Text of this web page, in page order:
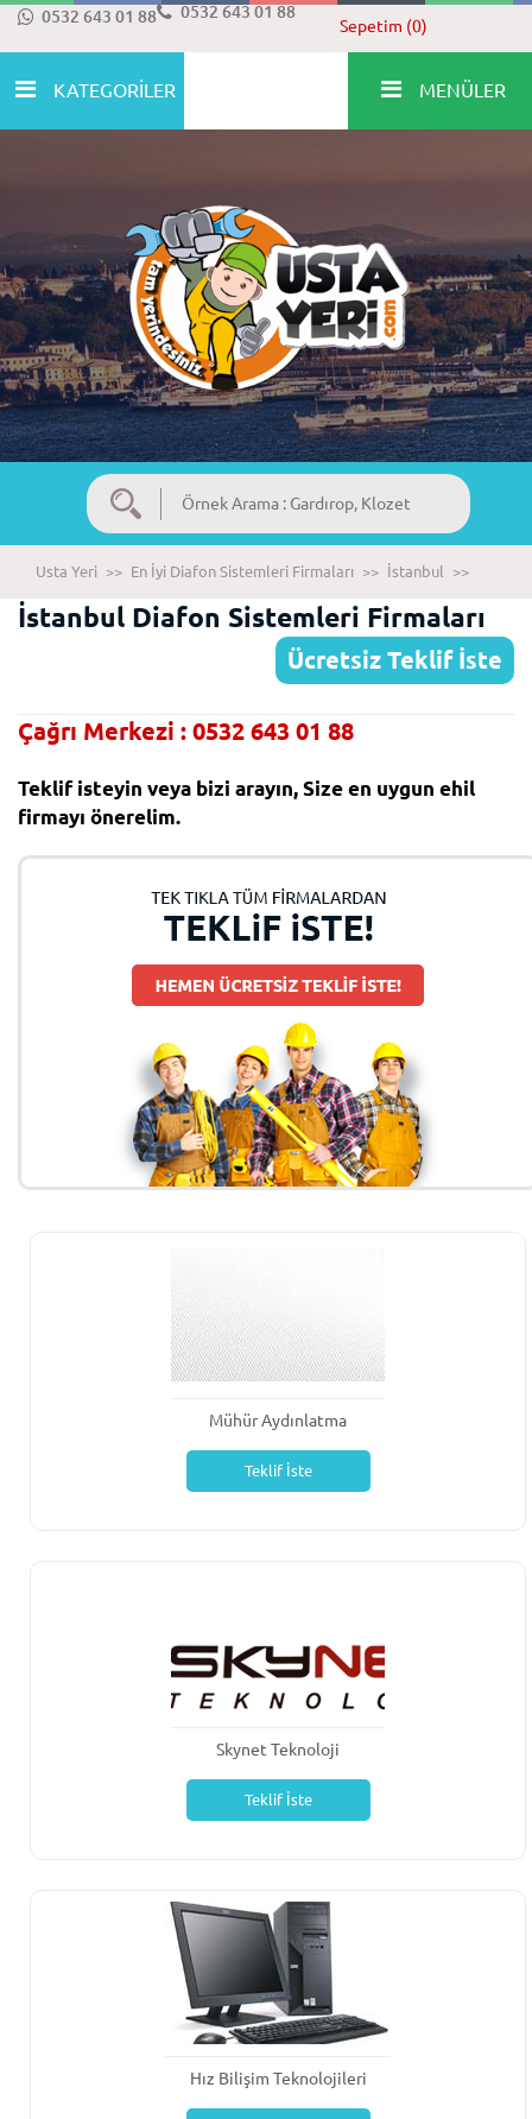
0532 643 01 88 0532 643 01 88
Sepetim (0)
KATEGORİLER MENÜLER
Usta Yeri >> En İyi Diafon Sistemleri Firmaları >> İstanbul >>
İstanbul Diafon Sistemleri Firmaları
Ücretsiz Teklif İste
Çağrı Merkezi : 0532 643 01 88
Teklif isteyin veya bizi arayın, Size en uygun ehil
firmayı önerelim.
Mühür Aydınlatma
Teklif İste
Skynet Teknoloji
Teklif İste
Hız Bilişim Teknolojileri